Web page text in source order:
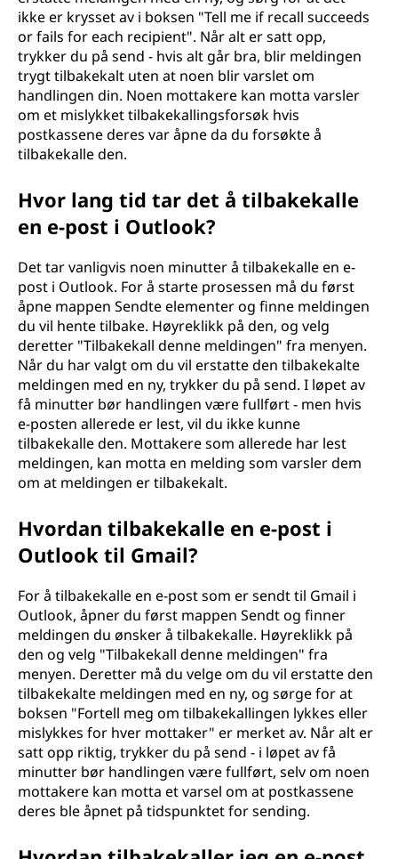
ikke er krysset av i boksen "Tell me if recall succeeds
or fails for each recipient". Når alt er satt opp,
trykker du på send - hvis alt går bra, blir meldingen
trygt tilbakekalt uten at noen blir varslet om
handlingen din. Noen mottakere kan motta varsler
om et mislykket tilbakekallingsforsøk hvis
postkassene deres var åpne da du forsøkte å
tilbakekalle den.
Hvor lang tid tar det å tilbakekalle
en e-post i Outlook?
Det tar vanligvis noen minutter å tilbakekalle en e-
post i Outlook. For å starte prosessen må du først
åpne mappen Sendte elementer og finne meldingen
du vil hente tilbake. Høyreklikk på den, og velg
deretter "Tilbakekall denne meldingen" fra menyen.
Når du har valgt om du vil erstatte den tilbakekalte
meldingen med en ny, trykker du på send. I løpet av
få minutter bør handlingen være fullført - men hvis
e-posten allerede er lest, vil du ikke kunne
tilbakekalle den. Mottakere som allerede har lest
meldingen, kan motta en melding som varsler dem
om at meldingen er tilbakekalt.
Hvordan tilbakekalle en e-post i
Outlook til Gmail?
For å tilbakekalle en e-post som er sendt til Gmail i
Outlook, åpner du først mappen Sendt og finner
meldingen du ønsker å tilbakekalle. Høyreklikk på
den og velg "Tilbakekall denne meldingen" fra
menyen. Deretter må du velge om du vil erstatte den
tilbakekalte meldingen med en ny, og sørge for at
boksen "Fortell meg om tilbakekallingen lykkes eller
mislykkes for hver mottaker" er merket av. Når alt er
satt opp riktig, trykker du på send - i løpet av få
minutter bør handlingen være fullført, selv om noen
mottakere kan motta et varsel om at postkassene
deres ble åpnet på tidspunktet for sending.